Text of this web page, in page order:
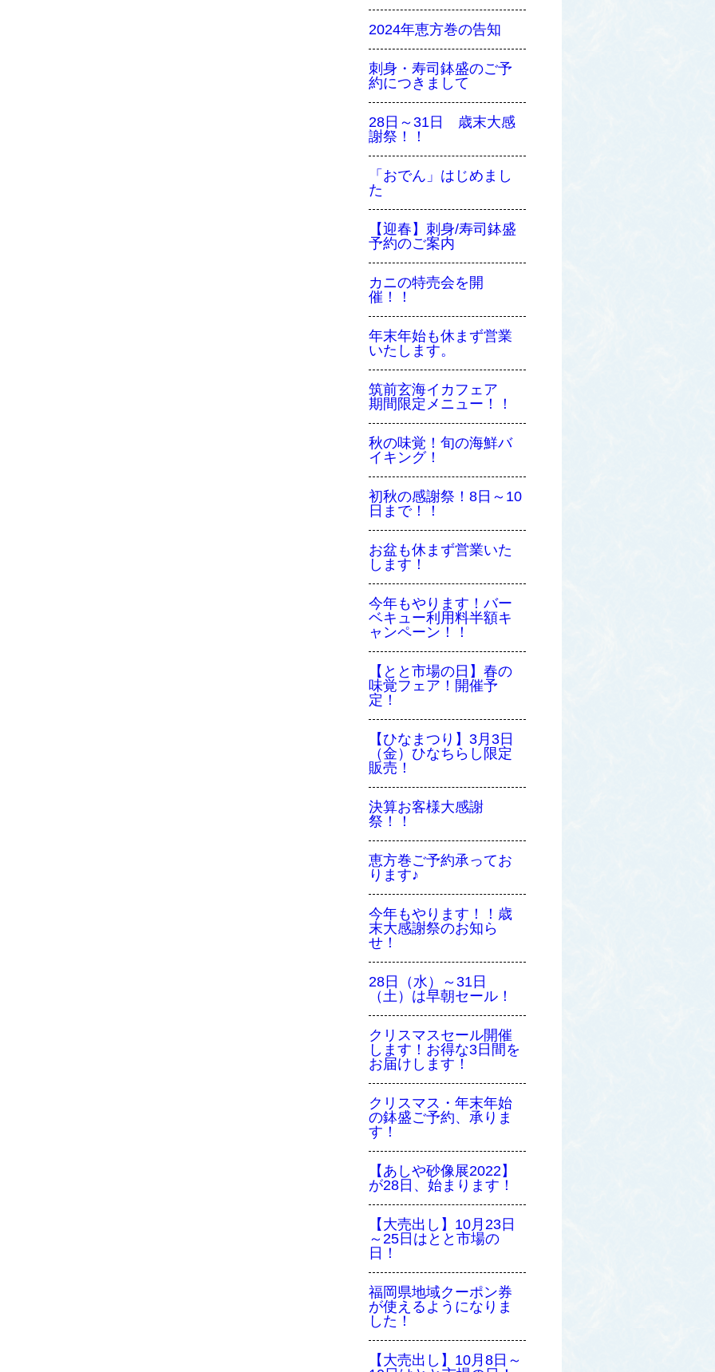
2024年恵方巻の告知
刺身・寿司鉢盛のご予
約につきまして
28日～31日 歳末大感
謝祭！！
「おでん」はじめまし
た
【迎春】刺身/寿司鉢盛
予約のご案内
カニの特売会を開
催！！
年末年始も休まず営業
いたします。
筑前玄海イカフェア
期間限定メニュー！！
秋の味覚！旬の海鮮バ
イキング！
初秋の感謝祭！8日～10
日まで！！
お盆も休まず営業いた
します！
今年もやります！バー
ベキュー利用料半額キ
ャンペーン！！
【とと市場の日】春の
味覚フェア！開催予
定！
【ひなまつり】3月3日
（金）ひなちらし限定
販売！
決算お客様大感謝
祭！！
恵方巻ご予約承ってお
ります♪
今年もやります！！歳
末大感謝祭のお知ら
せ！
28日（水）～31日
（土）は早朝セール！
クリスマスセール開催
します！お得な3日間を
お届けします！
クリスマス・年末年始
の鉢盛ご予約、承りま
す！
【あしや砂像展2022】
が28日、始まります！
【大売出し】10月23日
～25日はとと市場の
日！
福岡県地域クーポン券
が使えるようになりま
した！
【大売出し】10月8日～